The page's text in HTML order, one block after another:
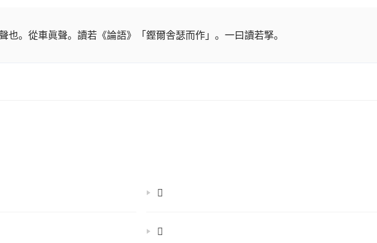
也。從車眞聲。讀若《論語》「鏗爾舎瑟而作」。一曰讀若掔。
𢇷
𢊕